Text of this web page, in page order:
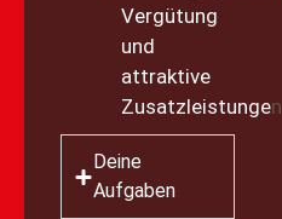
Vergütung
und
attraktive
Zusatzleistungen
Deine
Aufgaben